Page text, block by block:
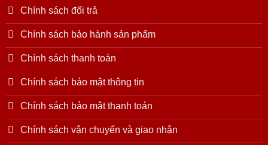
Chính sách đổi trả
Chính sách bảo hành sản phẩm
Chính sách thanh toán
Chính sách bảo mật thông tin
Chính sách bảo mật thanh toán
Chính sách vận chuyển và giao nhận